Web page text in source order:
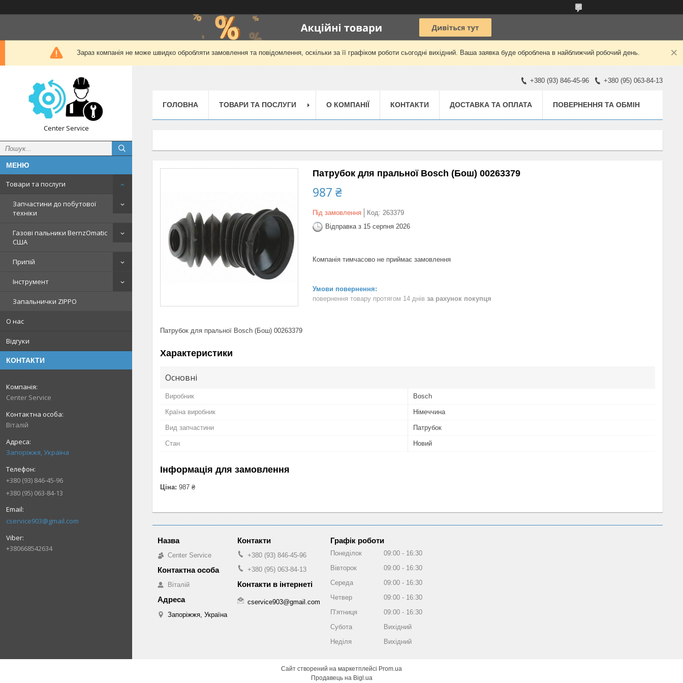
Зараз компанія не може швидко обробляти замовлення та повідомлення, оскільки за її графіком роботи сьогодні вихідний. Ваша заявка буде оброблена в найближчий робочий день.
Center Service
Товари та послуги
Запчастини до побутової
техніки
Газові пальники BernzOmatic
США
Припій
Інструмент
Запальнички ZIPPO
О нас
Відгуки
КОНТАКТИ
Center Service
Віталій
Запоріжжя, Україна
+380 (93) 846-45-96
+380 (95) 063-84-13
cservice903@gmail.com
+380668542634
+380 (93) 846-45-96 +380 (95) 063-84-13
ГОЛОВНА ТОВАРИ ТА ПОСЛУГИ О КОМПАНІЇ КОНТАКТИ ДОСТАВКА ТА ОПЛАТА ПОВЕРНЕННЯ ТА ОБМІН
Патрубок для пральної Bosch (Бош) 00263379
987 ₴
Під замовлення Код: 263379
Відправка з 15 серпня 2026
Компанія тимчасово не приймає замовлення
повернення товару протягом 14 днів за рахунок покупця
Патрубок для пральної Bosch (Бош) 00263379
Характеристики
Основні
Виробник Bosch
Країна виробник Німеччина
Вид запчастини Патрубок
Стан Новий
Інформація для замовлення
Ціна: 987 ₴
Center Service
Віталій
Запоріжжя, Україна
+380 (93) 846-45-96
+380 (95) 063-84-13
cservice903@gmail.com
Графік роботи
Понеділок 09:00
16:30
Вівторок
09:00
16:30
Середа
09:00
16:30
Четвер
09:00
16:30
Пʼятниця
09:00
16:30
Субота
Вихідний
Неділя
Вихідний
Сайт створений на маркетплейсі Prom.ua
Продавець на Bigl.ua